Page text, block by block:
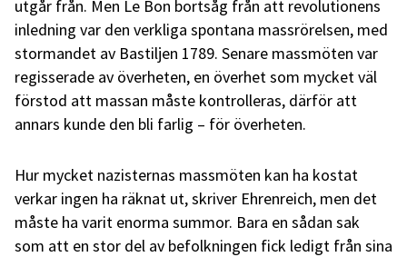
utgår från. Men Le Bon bortsåg från att revolutionens
inledning var den verkliga spontana massrörelsen, med
stormandet av Bastiljen 1789. Senare massmöten var
regisserade av överheten, en överhet som mycket väl
förstod att massan måste kontrolleras, därför att
annars kunde den bli farlig – för överheten.
Hur mycket nazisternas massmöten kan ha kostat
verkar ingen ha räknat ut, skriver Ehrenreich, men det
måste ha varit enorma summor. Bara en sådan sak
som att en stor del av befolkningen fick ledigt från sina